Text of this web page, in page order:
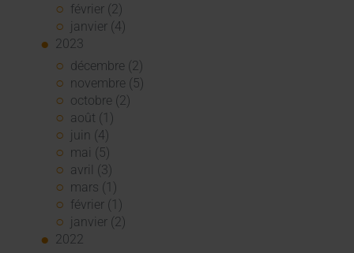
février (2)
janvier (4)
2023
décembre (2)
novembre (5)
octobre (2)
août (1)
juin (4)
mai (5)
avril (3)
mars (1)
février (1)
janvier (2)
2022